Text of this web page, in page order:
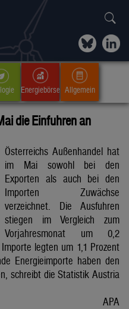
Energiebörse Allgemein
die Einfuhren an
Österreichs Außenhandel hat
im Mai sowohl bei den
Exporten als auch bei den
Importen Zuwächse
verzeichnet. Die Ausfuhren
stiegen im Vergleich zum
Vorjahresmonat um 0,2
legten um 1,1 Prozent
Energieimporte haben den
schreibt die Statistik Austria
APA